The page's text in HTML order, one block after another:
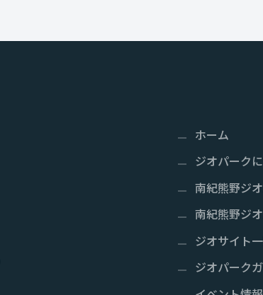
ホーム
ジオパーク
南紀熊野ジ
南紀熊野ジ
ジオサイト
ジオパーク